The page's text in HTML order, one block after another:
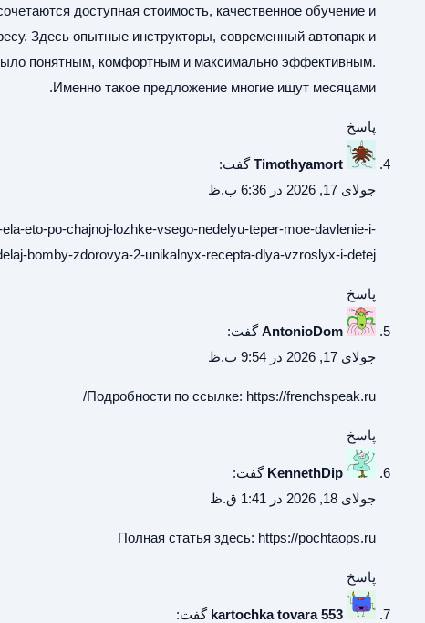
доступная стоимость, качественное обучение и
Здесь опытные инструкторы, современный автопарк и
понятным, комфортным и максимально эффективным.
Именно такое предложение многие ищут месяцами.
پاسخ
Timothyamort گفت:
جولای 17, 2026 در 6:36 ب.ظ
eto-po-chajnoj-lozhke-vsego-nedelyu-teper-moe-davlenie-i-
bomby-zdorovya-2-unikalnyx-recepta-dlya-vzroslyx-i-detej/
پاسخ
AntonioDom گفت:
جولای 17, 2026 در 9:54 ب.ظ
Подробности по ссылке: https://frenchspeak.ru/
پاسخ
KennethDip گفت:
جولای 18, 2026 در 1:41 ق.ظ
Полная статья здесь: https://pochtaops.ru
پاسخ
kartochka tovara 553 گفت: